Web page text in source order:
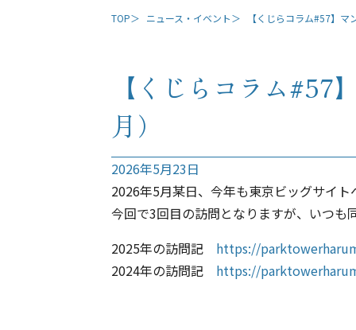
TOP ニュース・イベント 【くじらコラム#57】
【くじらコラム
月）
2026年5月23日
2026年5月某日、今年も東京ビッグサイ
今回で3回目の訪問となりますが、いつも
2025年の訪問記 https://
2024年の訪問記 https://